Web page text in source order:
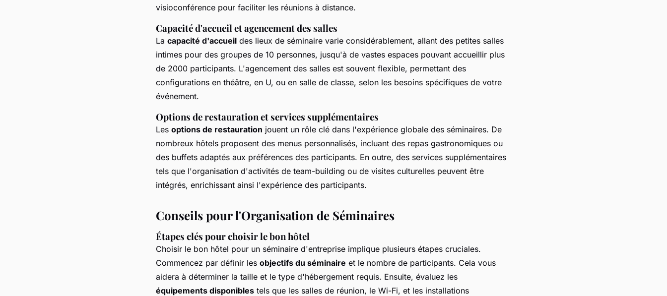
visioconférence pour faciliter les réunions à distance.
Capacité d'accueil et agencement des salles
La capacité d'accueil des lieux de séminaire varie considérablement, allant des petites salles
intimes pour des groupes de 10 personnes, jusqu'à de vastes espaces pouvant accueillir plus
de 2000 participants. L'agencement des salles est souvent flexible, permettant des
configurations en théâtre, en U, ou en salle de classe, selon les besoins spécifiques de votre
événement.
Options de restauration et services supplémentaires
Les options de restauration jouent un rôle clé dans l'expérience globale des séminaires. De
nombreux hôtels proposent des menus personnalisés, incluant des repas gastronomiques ou
des buffets adaptés aux préférences des participants. En outre, des services supplémentaires
tels que l'organisation d'activités de team-building ou de visites culturelles peuvent être
intégrés, enrichissant ainsi l'expérience des participants.
Conseils pour l'Organisation de Séminaires
Étapes clés pour choisir le bon hôtel
Choisir le bon hôtel pour un séminaire d'entreprise implique plusieurs étapes cruciales.
Commencez par définir les objectifs du séminaire et le nombre de participants. Cela vous
aidera à déterminer la taille et le type d'hébergement requis. Ensuite, évaluez les
équipements disponibles tels que les salles de réunion, le Wi-Fi, et les installations